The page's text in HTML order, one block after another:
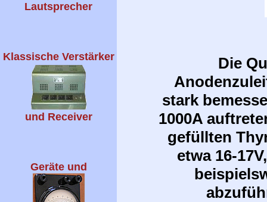
Lautsprecher
Klassische Verstärker
und Receiver
Geräte und
Die
stark
1000A
gefüllten
etwa 16-